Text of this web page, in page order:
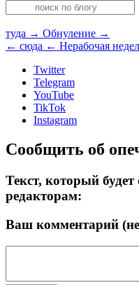
туда → Обнуление →
← сюда ← Нерабочая
Twitter
Telegram
YouTube
TikTok
Instagram
Сообщить об
Текст, который
редакторам:
Ваш комментарий